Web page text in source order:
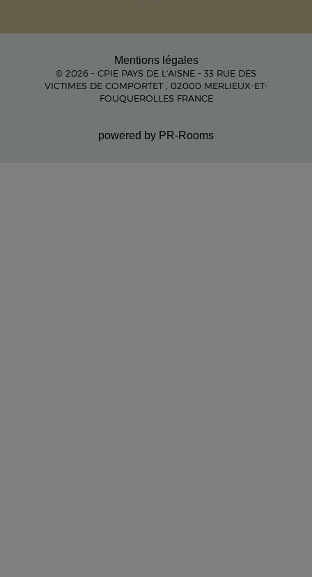
Mentions légales
© 2026 - CPIE PAYS DE L'AISNE - 33 RUE DES
VICTIMES DE COMPORTET , 02000 MERLIEUX-ET-
FOUQUEROLLES FRANCE
powered by PR-Rooms